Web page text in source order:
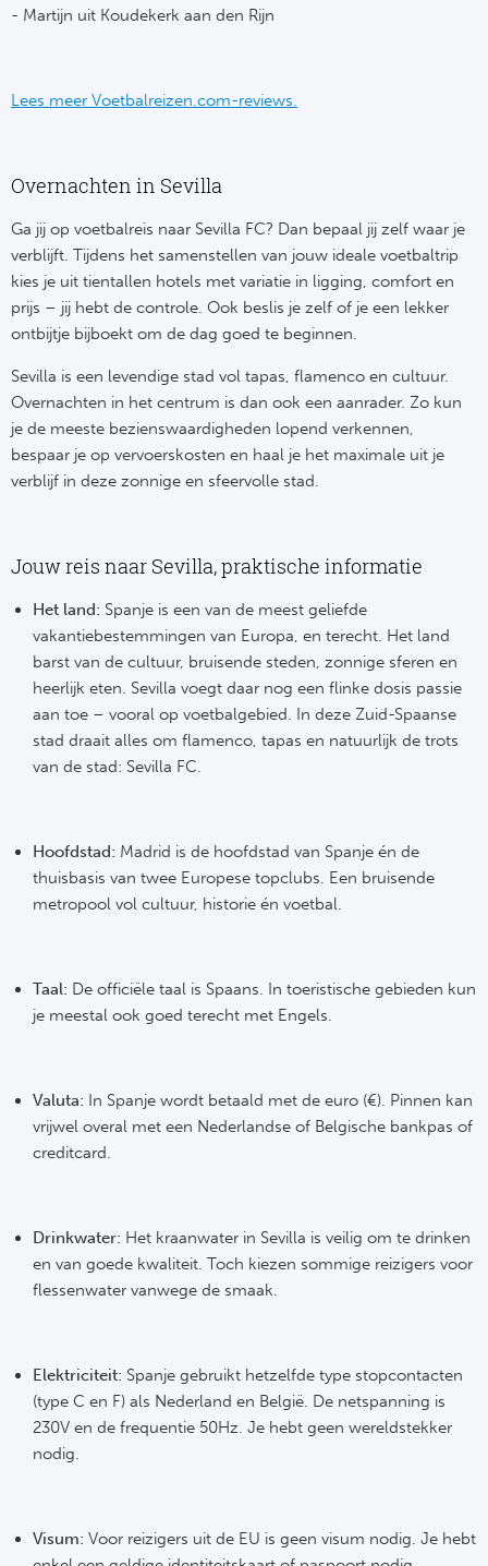
- Martijn uit Koudekerk aan den Rijn
Lees meer Voetbalreizen.com-reviews.
Overnachten in Sevilla
Ga jij op voetbalreis naar Sevilla FC? Dan bepaal jij zelf waar je
verblijft. Tijdens het samenstellen van jouw ideale voetbaltrip
kies je uit tientallen hotels met variatie in ligging, comfort en
prijs – jij hebt de controle. Ook beslis je zelf of je een lekker
ontbijtje bijboekt om de dag goed te beginnen.
Sevilla is een levendige stad vol tapas, flamenco en cultuur.
Overnachten in het centrum is dan ook een aanrader. Zo kun
je de meeste bezienswaardigheden lopend verkennen,
bespaar je op vervoerskosten en haal je het maximale uit je
verblijf in deze zonnige en sfeervolle stad.
Jouw reis naar Sevilla, praktische informatie
Het land: Spanje is een van de meest geliefde
vakantiebestemmingen van Europa, en terecht. Het land
barst van de cultuur, bruisende steden, zonnige sferen en
heerlijk eten. Sevilla voegt daar nog een flinke dosis passie
aan toe – vooral op voetbalgebied. In deze Zuid-Spaanse
stad draait alles om flamenco, tapas en natuurlijk de trots
van de stad: Sevilla FC.
Hoofdstad: Madrid is de hoofdstad van Spanje én de
thuisbasis van twee Europese topclubs. Een bruisende
metropool vol cultuur, historie én voetbal.
Taal: De officiële taal is Spaans. In toeristische gebieden kun
je meestal ook goed terecht met Engels.
Valuta: In Spanje wordt betaald met de euro (€). Pinnen kan
vrijwel overal met een Nederlandse of Belgische bankpas of
creditcard.
Drinkwater: Het kraanwater in Sevilla is veilig om te drinken
en van goede kwaliteit. Toch kiezen sommige reizigers voor
flessenwater vanwege de smaak.
Elektriciteit: Spanje gebruikt hetzelfde type stopcontacten
(type C en F) als Nederland en België. De netspanning is
230V en de frequentie 50Hz. Je hebt geen wereldstekker
nodig.
Visum: Voor reizigers uit de EU is geen visum nodig. Je hebt